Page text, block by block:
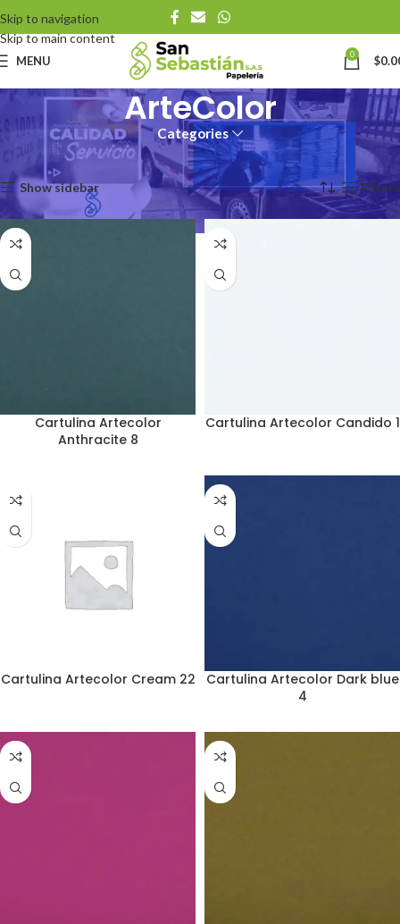
Skip to navigation
Skip to main content
MENU 0 $
ArteColor
Categories
Referencias ArteColor Mostrando los 12 resultados
Show sidebar Filters
Cartulina Artecolor
Anthracite 8
Cartulina Artecolor Candido 1
Cartulina Artecolor Cream 22
Cartulina Artecolor Dark blue
4